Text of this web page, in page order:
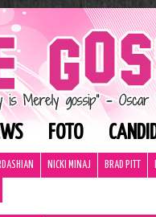
FOTO
NICKI MINAJ BRAD PITT